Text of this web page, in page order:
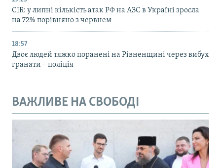
CIR: у липні кількість атак РФ на АЗС в Україні зросла
на 72% порівняно з червнем
18:57
Двоє людей тяжко поранені на Рівненщині через вибух
гранати – поліція
ВАЖЛИВЕ НА СВОБОДІ